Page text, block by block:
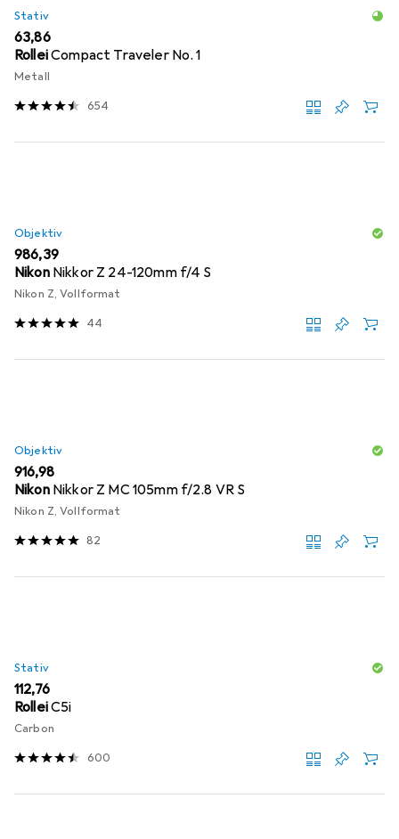
Stativ
EUR
63,86
RolleiCompact Traveler No. 1
Metall
654
Objektiv
EUR
986,39
Nikon Nikkor Z 24-120mm f/4 S
Nikon Z, Vollformat
44
Objektiv
EUR
916,98
Nikon Nikkor Z MC 105mm f/2.8 VR S
Nikon Z, Vollformat
82
Stativ
EUR
112,76
RolleiC5i
Carbon
600